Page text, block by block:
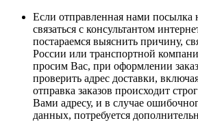
Если отправленная нами посылка
связаться с консультантом
постараемся выяснить причину,
России или транспортной
просим Вас, при оформлении
проверить адрес доставки,
отправка заказов происходит
Вами адресу, и в случае
данных, потребуется